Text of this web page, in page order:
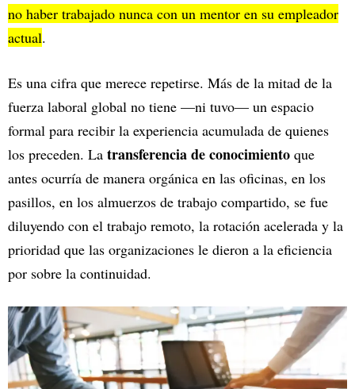
no haber trabajado nunca con un mentor en su empleador
actual.
Es una cifra que merece repetirse. Más de la mitad de la
fuerza laboral global no tiene —ni tuvo— un espacio
formal para recibir la experiencia acumulada de quienes
los preceden. La transferencia de conocimiento que
antes ocurría de manera orgánica en las oficinas, en los
pasillos, en los almuerzos de trabajo compartido, se fue
diluyendo con el trabajo remoto, la rotación acelerada y la
prioridad que las organizaciones le dieron a la eficiencia
por sobre la continuidad.